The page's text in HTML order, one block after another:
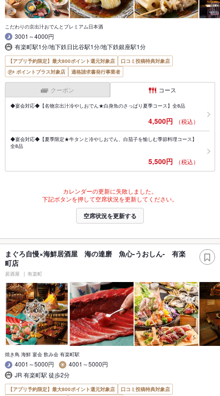
こだわりの京出汁おでんとプレミアム日本酒
3001～4000円
有楽町駅1分/地下鉄日比谷駅1分/地下鉄銀座駅1分
【アプリ予約限定】最大800ポイント還元対象店
口コミ投稿特典対象店
ポイントプラス対象店
適格請求書発行事業者
クーポン コース
◆宴会対応◆【名物京出汁冷やしおでん★白身魚のさっぱり夏季コース】全8品
4,500円 （税込）
◆宴会対応◆【夏季限定★牛タンと冷やしおでん、白茄子を愉しむ季節料理コース】
全8品
5,500円 （税込）
カレンダーの更新に失敗しました。
下記ボタンを押して空席状況を更新してください。
空席状況を更新する
まぐろ自慢×海鮮居酒屋 海の達磨 魚心-うおしん- 有楽
町店
居酒屋 有楽町
焼き鳥 海鮮 宴会 飲み会 有楽町駅
4001～5000円
4001～5000円
JR 有楽町駅 徒歩2分
【アプリ予約限定】最大800ポイント還元対象店
口コミ投稿特典対象店